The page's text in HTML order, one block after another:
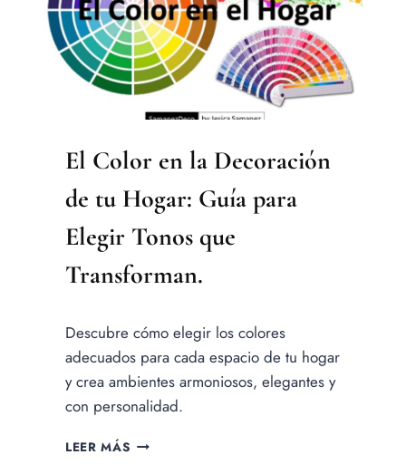
El Color en la Decoración
de tu Hogar: Guía para
Elegir Tonos que
Transforman.
Jesica
Samanez
Descubre cómo elegir los colores
adecuados para cada espacio de tu hogar
y crea ambientes armoniosos, elegantes y
con personalidad.
LEER MÁS EL